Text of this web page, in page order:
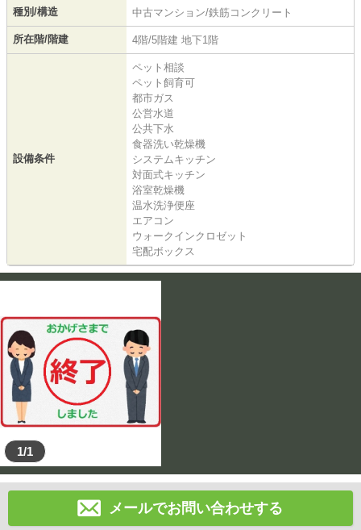
種別/構造 中古マンション/鉄筋コンクリート
所在階/階建 4階/5階建 地下1階
設備条件
ペット相談
ペット飼育可
都市ガス
公営水道
公共下水
食器洗い乾燥機
システムキッチン
対面式キッチン
浴室乾燥機
温水洗浄便座
エアコン
ウォークインクロゼット
宅配ボックス
1/1
メールでお問い合わせする